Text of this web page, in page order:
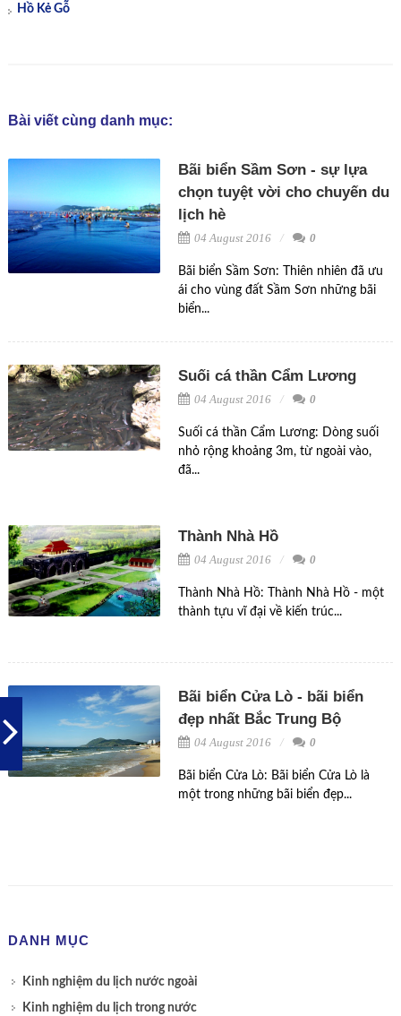
Hồ Kẻ Gỗ
Bài viết cùng danh mục:
Bãi biển Sầm Sơn - sự lựa
chọn tuyệt vời cho chuyến du
lịch hè
04 August 2016 0
Bãi biển Sầm Sơn: Thiên nhiên đã ưu
ái cho vùng đất Sầm Sơn những bãi
biển...
Suối cá thần Cẩm Lương
04 August 2016 0
Suối cá thần Cẩm Lương: Dòng suối
nhỏ rộng khoảng 3m, từ ngoài vào,
đã...
Thành Nhà Hồ
04 August 2016 0
Thành Nhà Hồ: Thành Nhà Hồ - một
thành tựu vĩ đại về kiến trúc...
Bãi biển Cửa Lò - bãi biển
đẹp nhất Bắc Trung Bộ
04 August 2016 0
Bãi biển Cửa Lò: Bãi biển Cửa Lò là
một trong những bãi biển đẹp...
DANH MỤC
Kinh nghiệm du lịch nước ngoài
Kinh nghiệm du lịch trong nước